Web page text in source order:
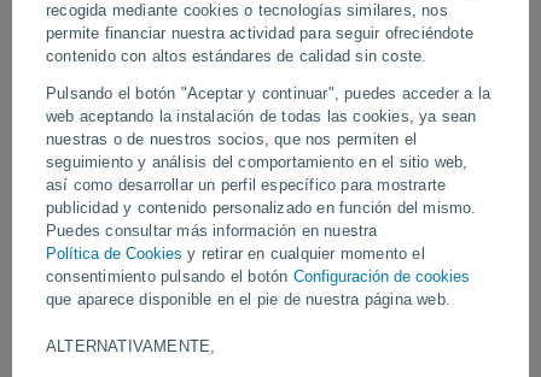
recogida mediante cookies o tecnologías similares, nos
permite financiar nuestra actividad para seguir ofreciéndote
contenido con altos estándares de calidad sin coste.
Pulsando el botón "Aceptar y continuar", puedes acceder a la
web aceptando la instalación de todas las cookies, ya sean
nuestras o de nuestros socios, que nos permiten el
seguimiento y análisis del comportamiento en el sitio web,
así como desarrollar un perfil específico para mostrarte
publicidad y contenido personalizado en función del mismo.
Puedes consultar más información en nuestra
Política de Cookies y retirar en cualquier momento el
consentimiento pulsando el botón Configuración de cookies
que aparece disponible en el pie de nuestra página web.
ALTERNATIVAMENTE,
Vientos extremos de más de 120 km/h
azotan Ciudad del Cabo, Sudáfrica
En las últimas horas se han producido lluvias muy intensas y
ráfagas de viento huracanadas en varias poblaciones de la
provincia del Cabo Occidental, con grandes desperfectos
materiales y diversos heridos.
Vídeos